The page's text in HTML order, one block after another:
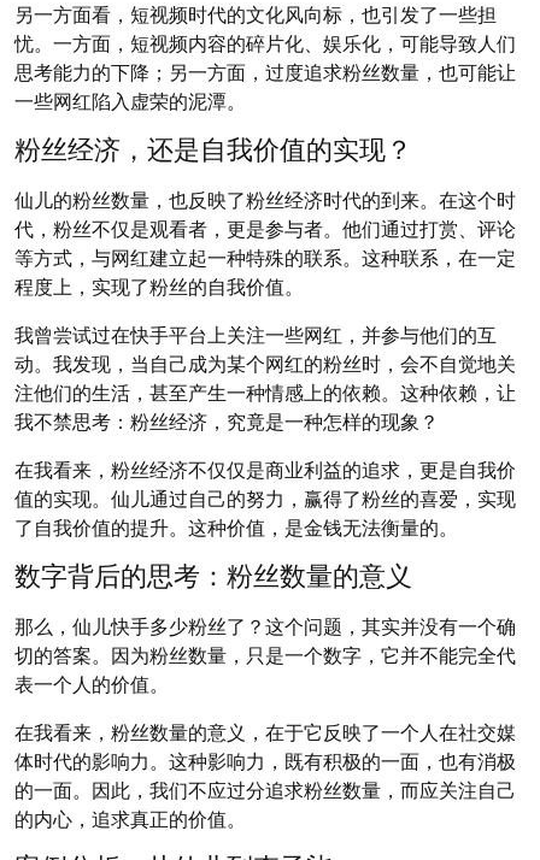
另一方面看，短视频时代的文化风向标，也引发了一些担
忧。一方面，短视频内容的碎片化、娱乐化，可能导致人们
思考能力的下降；另一方面，过度追求粉丝数量，也可能让
一些网红陷入虚荣的泥潭。
粉丝经济，还是自我价值的实现？
仙儿的粉丝数量，也反映了粉丝经济时代的到来。在这个时
代，粉丝不仅是观看者，更是参与者。他们通过打赏、评论
等方式，与网红建立起一种特殊的联系。这种联系，在一定
程度上，实现了粉丝的自我价值。
我曾尝试过在快手平台上关注一些网红，并参与他们的互
动。我发现，当自己成为某个网红的粉丝时，会不自觉地关
注他们的生活，甚至产生一种情感上的依赖。这种依赖，让
我不禁思考：粉丝经济，究竟是一种怎样的现象？
在我看来，粉丝经济不仅仅是商业利益的追求，更是自我价
值的实现。仙儿通过自己的努力，赢得了粉丝的喜爱，实现
了自我价值的提升。这种价值，是金钱无法衡量的。
数字背后的思考：粉丝数量的意义
那么，仙儿快手多少粉丝了？这个问题，其实并没有一个确
切的答案。因为粉丝数量，只是一个数字，它并不能完全代
表一个人的价值。
在我看来，粉丝数量的意义，在于它反映了一个人在社交媒
体时代的影响力。这种影响力，既有积极的一面，也有消极
的一面。因此，我们不应过分追求粉丝数量，而应关注自己
的内心，追求真正的价值。